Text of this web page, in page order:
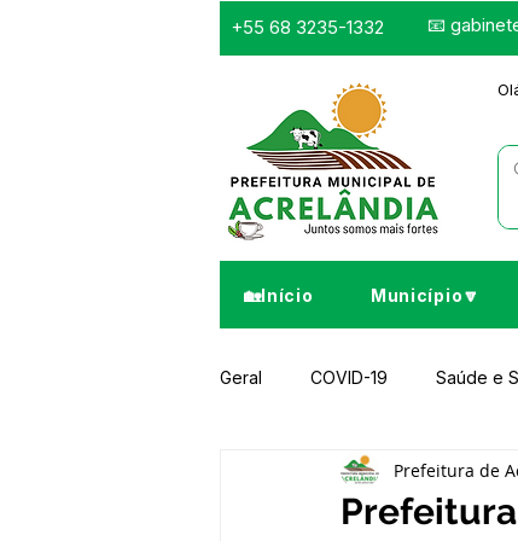
+55 68 3235-1332 📧
🏡Início Município🔽
Geral COVID-19 Saúde e
Infraestrutura e ObrasPrefeitura de